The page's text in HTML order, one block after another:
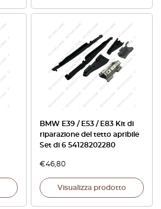
BMW E39 / E53 / E83 Kit di
riparazione del tetto apribile
Set di 6 54128202280
€46,80
Visualizza prodotto